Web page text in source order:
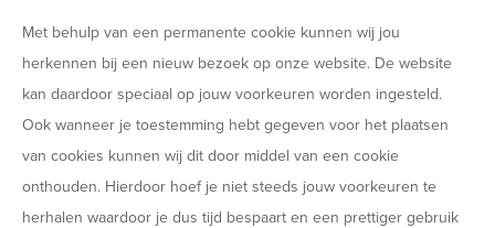
Met behulp van een permanente cookie kunnen wij jou
herkennen bij een nieuw bezoek op onze website. De website
kan daardoor speciaal op jouw voorkeuren worden ingesteld.
Ook wanneer je toestemming hebt gegeven voor het plaatsen
van cookies kunnen wij dit door middel van een cookie
onthouden. Hierdoor hoef je niet steeds jouw voorkeuren te
herhalen waardoor je dus tijd bespaart en een prettiger gebruik